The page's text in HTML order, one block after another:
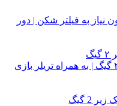
به فیلتر شکن | دور
۱۰ بازی پیشنهادی برای رم زیر ۲ گیگ | به همراه تریلر بازی